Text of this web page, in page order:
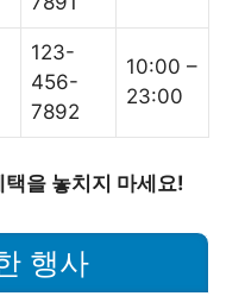
123-
456-
7892
10:00 –
23:00
을 놓치지 마세요!
행사